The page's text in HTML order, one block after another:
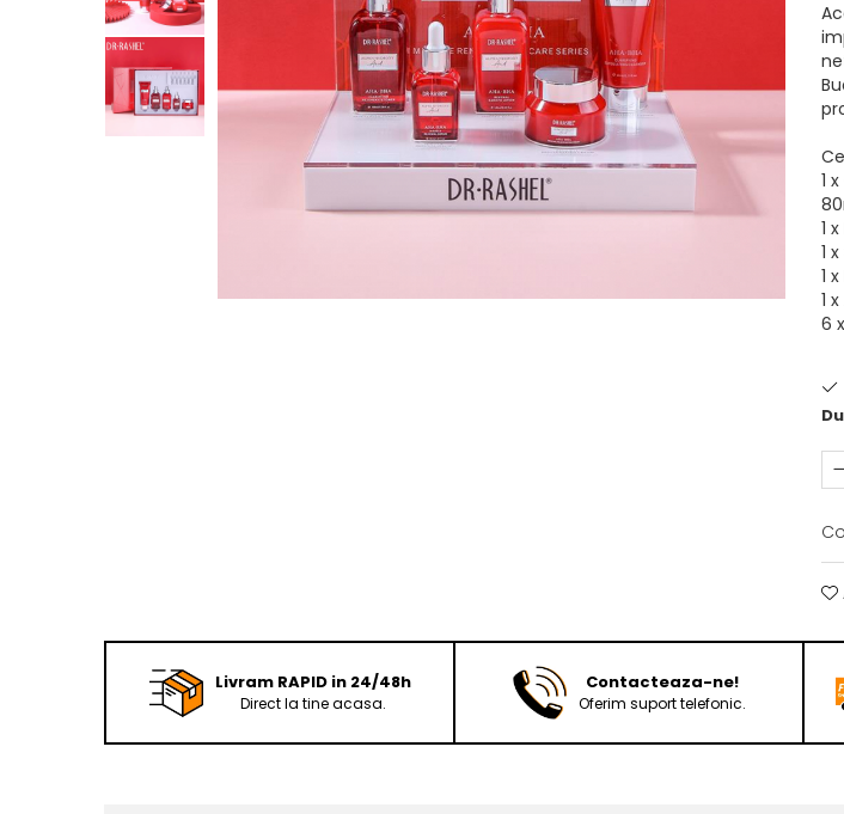
1
1
1
1
1
6
Livram RAPID in 24/48h
Direct la tine acasa.
Contacteaza-ne!
Oferim suport telefonic.